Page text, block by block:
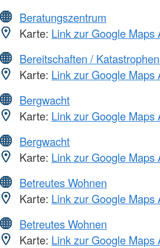
Beratungszentrum
Karte: Link zur Google Maps
Bereitschaften /
Karte: Link zur Google Maps
Bergwacht
Karte: Link zur Google Maps
Bergwacht
Karte: Link zur Google Maps
Betreutes Wohnen
Karte: Link zur Google Maps
Betreutes Wohnen
Karte: Link zur Google Maps